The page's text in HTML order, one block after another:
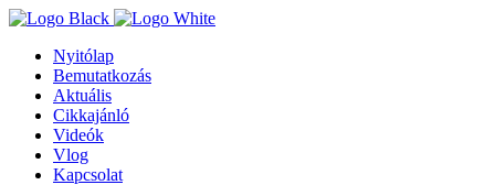
Nyitólap
Bemutatkozás
Aktuális
Cikkajánló
Videók
Vlog
Kapcsolat